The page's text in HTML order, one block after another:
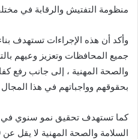
منظومة التفتيش والرقابة في
وأكد أن هذه الإجراءات تستهدف
جميع المحافظات وتعزيز وعيهم
والصحة المهنية ، إلى جانب رفع
بحقوقهم وواجباتهم في هذا
كما تستهدف تحقيق نمو سنوي في